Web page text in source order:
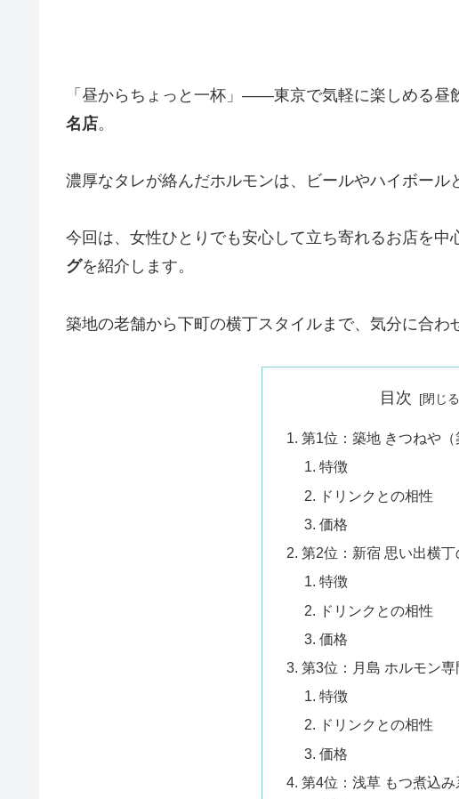
「昼からちょっと一杯」――東京で気軽に楽しめる昼
名店。
濃厚なタレが絡んだホルモンは、ビールやハイボール
今回は、女性ひとりでも安心して立ち寄れるお店を中
グを紹介します。
築地の老舗から下町の横丁スタイルまで、気分に合わ
目次
第1位：築地 きつねや（
特徴
ドリンクとの相性
価格
第2位：新宿 思い出横
特徴
ドリンクとの相性
価格
第3位：月島 ホルモン専
特徴
ドリンクとの相性
価格
第4位：浅草 もつ煮込